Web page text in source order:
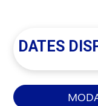
DATES